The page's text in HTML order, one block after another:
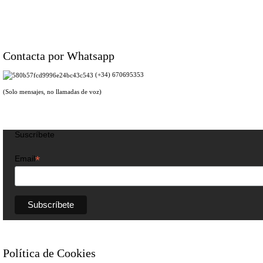
Contacta por Whatsapp
(+34) 670695353
(Solo mensajes, no llamadas de voz)
Suscríbete
Email*
Política de Cookies